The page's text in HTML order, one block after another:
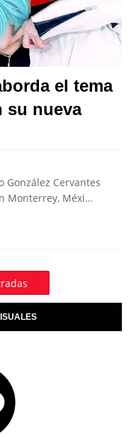
el tema
su nueva
González Cervantes
Monterrey, Méxi…